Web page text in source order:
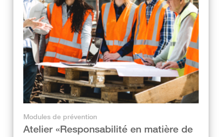
Modules de prévention
Atelier «Responsabilité en matière de